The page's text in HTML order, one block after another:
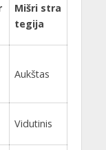
Mišri stra
tegija
Aukštas
Vidutinis